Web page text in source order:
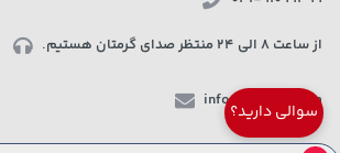
سوالی دارید؟
از ساعت 8 الی 24 منتظر صدای گرمتان هستیم.
info@ctmehr.com